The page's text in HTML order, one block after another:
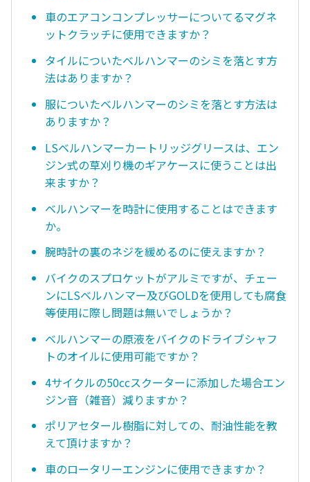
車のエアコンコンプレッサーについてるマグネ
ットクラッチに使用できますか？
タイルについたベルハンマーのシミを落とす方
法はありますか？
服についたベルハンマーのシミを落とす方法は
ありますか？
LSベルハンマーカートリッジグリースは、エン
ジン式の草刈り機のギアケースに使うことは出
来ますか？
ベルハンマーを時計に使用することはできます
か。
腕時計の裏のネジを緩めるのに使えますか？
バイクのスプロケットがアルミですが、チェー
ンにLSベルハンマー及びGOLDを使用しても腐食
等使用に際し問題は無いでしょうか？
ベルハンマーの原液をバイクのドライブシャフ
トのオイルに使用可能ですか？
4サイクルの50ccスクーターに添加した場合エン
ジン音（雑音）減りますか？
ポリアセタール樹脂に対しての、耐油性能を教
えて頂けますか？
車のロータリーエンジンに使用できますか？